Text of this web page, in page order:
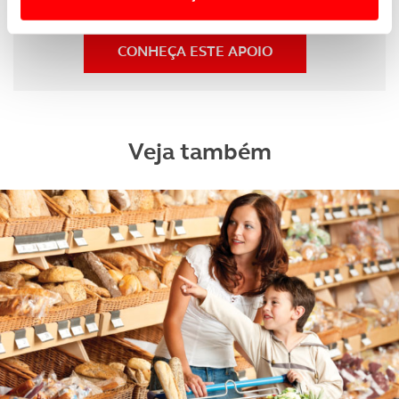
personalizar conteúdos e anúncios, para lhe proporcionar
utilização do nosso site de publicidade e de análise, com
O ACP garantirá que as transferências internacionais de
dados pessoais serão realizadas apenas com o seu
consentimento e quando tal se afigure estritamente
necessário no contexto dos serviços a prestar.
Realçamos que o bloqueio de certo tipo de Cookies e
tecnologias similares pode ter impacto na sua
experiência de navegação no Website e nos serviços
disponibilizados.
CONHEÇA ESTE APOIO
Veja também